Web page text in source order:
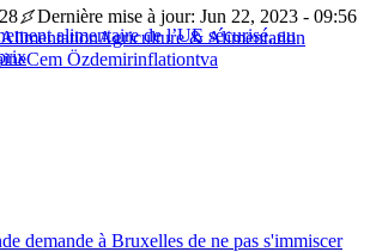
alimentaire de l’UE sécurisé, au
Dernière mise à jour: Jun 22, 2023 - 09:56
Agriculture & Alimentation
Cem Özdemirinflationtva
demande à Bruxelles de ne pas s'immiscer